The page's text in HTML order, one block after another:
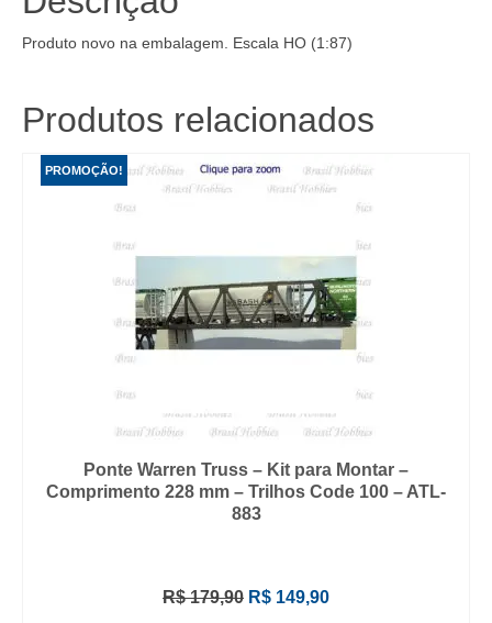
Produto novo na embalagem. Escala HO (1:87)
Produtos relacionados
PROMOÇÃO!
Ponte Warren Truss – Kit para Montar –
Comprimento 228 mm – Trilhos Code 100 – ATL-
883
R$179,90 O
R$ 149,90O